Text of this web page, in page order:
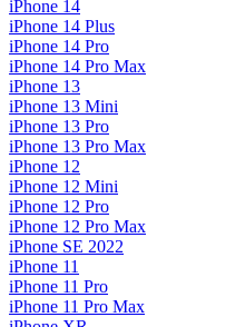
iPhone 14
iPhone 14 Plus
iPhone 14 Pro
iPhone 14 Pro Max
iPhone 13
iPhone 13 Mini
iPhone 13 Pro
iPhone 13 Pro Max
iPhone 12
iPhone 12 Mini
iPhone 12 Pro
iPhone 12 Pro Max
iPhone SE 2022
iPhone 11
iPhone 11 Pro
iPhone 11 Pro Max